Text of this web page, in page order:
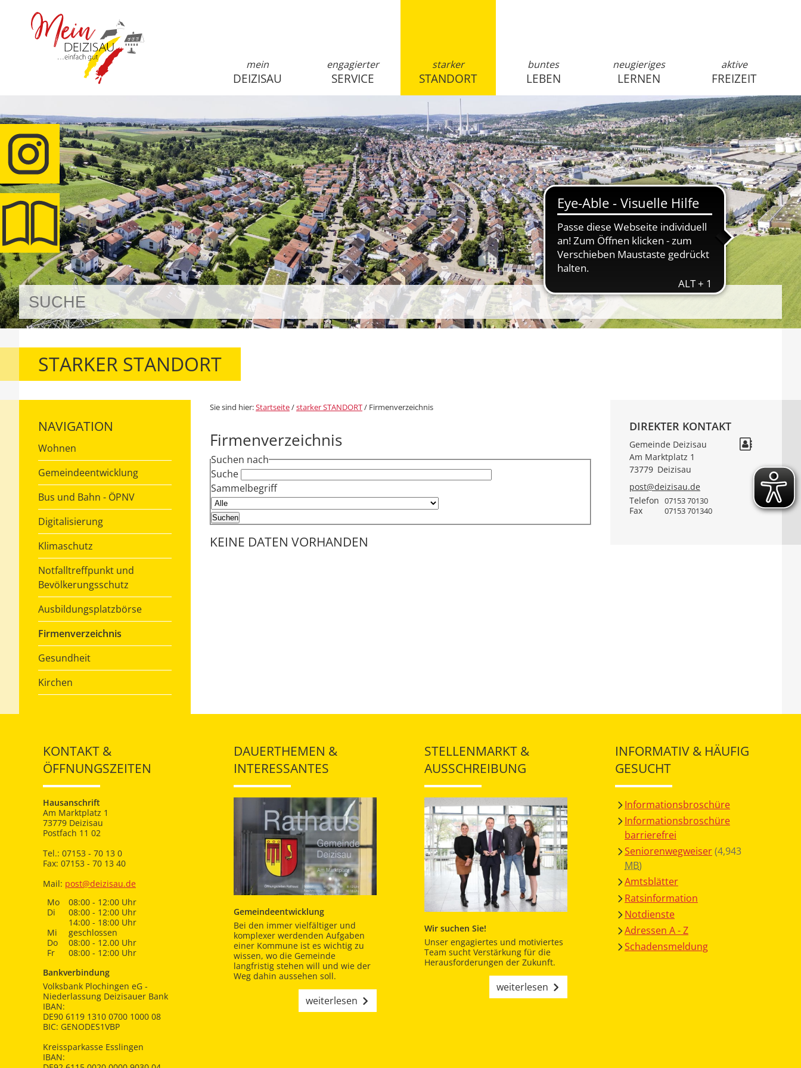
anmelden
mein
DEIZISAU
engagierter
SERVICE
starker
STANDORT
buntes
LEBEN
neugieriges
LERNEN
aktive
FREIZEIT
STARKER STANDORT
NAVIGATION
Wohnen
Gemeindeentwicklung
Bus und Bahn - ÖPNV
Digitalisierung
Klimaschutz
Notfalltreffpunkt und
Bevölkerungsschutz
Ausbildungsplatzbörse
Firmenverzeichnis
Gesundheit
Kirchen
Sie sind hier:Startseite/starker STANDORT/ Firmenverzeichnis
Firmenverzeichnis
Suchen nach
Suche
Sammelbegriff
KEINE DATEN VORHANDEN
DIREKTER KONTAKT
Gemeinde Deizisau
Am Marktplatz 1
73779 Deizisau
post@deizisau.de
Telefon 07153 70130
Fax 07153 701340
KONTAKT &
ÖFFNUNGSZEITEN
Hausanschrift
Am Marktplatz 1
73779 Deizisau
Postfach 11 02
Tel.: 07153 - 70 13 0
Fax: 07153 - 70 13 40
Mail: post@deizisau.de
Mo
08:00 - 12:00 Uhr
Di
08:00 - 12:00 Uhr
14:00 - 18:00 Uhr
Mi
geschlossen
Do
08:00 - 12.00 Uhr
Fr
08:00 - 12:00 Uhr
Bankverbindung
Volksbank Plochingen eG -
Niederlassung Deizisauer Bank
IBAN:
DE90 6119 1310 0700 1000 08
BIC: GENODES1VBP
Kreissparkasse Esslingen
IBAN:
DAUERTHEMEN &
INTERESSANTES
Gemeindeentwicklung
Bei den immer vielfältiger und
komplexer werdenden Aufgaben
einer Kommune ist es wichtig zu
wissen, wo die Gemeinde
langfristig stehen will und wie der
Weg dahin aussehen soll.
weiterlesen
STELLENMARKT &
AUSSCHREIBUNG
Wir suchen Sie!
Unser engagiertes und motiviertes
Team sucht Verstärkung für die
Herausforderungen der Zukunft.
weiterlesen
INFORMATIV & HÄUFIG
GESUCHT
Informationsbroschüre
Informationsbroschüre
barrierefrei
Seniorenwegweiser(4,943
MB)
Amtsblätter
Ratsinformation
Notdienste
Adressen A - Z
Schadensmeldung